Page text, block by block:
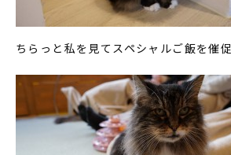
ちらっと私を見てスペシャルご飯を催促